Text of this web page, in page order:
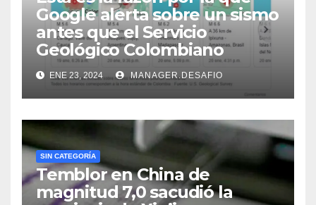
Google alerta sobre un sismo
antes que el Servicio
Geológico Colombiano
ENE 23, 2024 MANAGER.DESAFIO
SIN CATEGORÍA
Temblor en China de
magnitud 7,0 sacudió la